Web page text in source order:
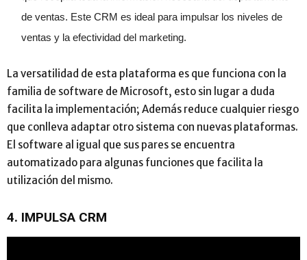
de ventas. Este CRM es ideal para impulsar los niveles de
ventas y la efectividad del marketing.
La versatilidad de esta plataforma es que funciona con la
familia de software de Microsoft, esto sin lugar a duda
facilita la implementación; Además reduce cualquier riesgo
que conlleva adaptar otro sistema con nuevas plataformas.
El software al igual que sus pares se encuentra
automatizado para algunas funciones que facilita la
utilización del mismo.
4. IMPULSA CRM